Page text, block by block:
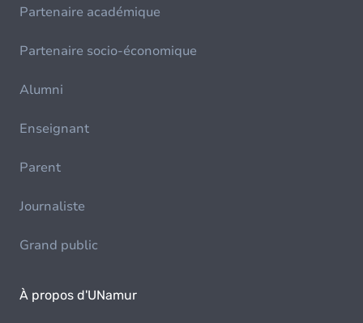
Partenaire académique
Partenaire socio-économique
Alumni
Enseignant
Parent
Journaliste
Grand public
À propos d'UNamur